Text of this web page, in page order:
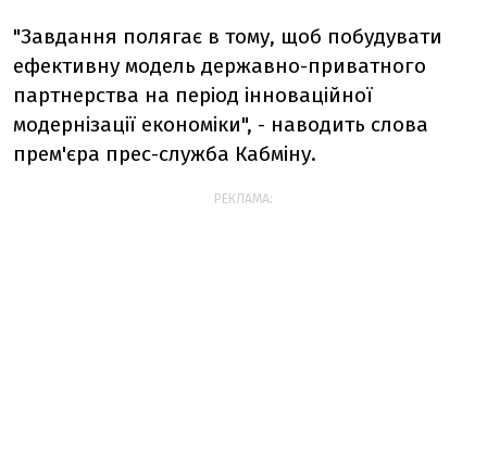
"Завдання полягає в тому, щоб побудувати
ефективну модель державно-приватного
партнерства на період інноваційної
модернізації економіки", - наводить слова
прем'єра прес-служба Кабміну.
РЕКЛАМА: